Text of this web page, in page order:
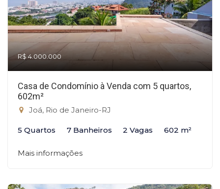
R$ 4.000.000
Casa de Condomínio à Venda com 5 quartos,
602m²
Joá, Rio de Janeiro-RJ
5 Quartos 7 Banheiros 2 Vagas 602 m²
Mais informações